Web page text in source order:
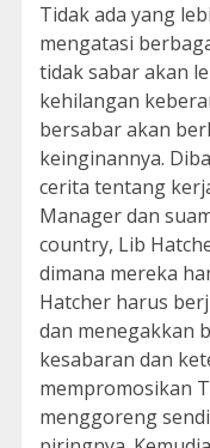
Tidak ada yang
mengatasi
tidak sabar akan
kehilangan
bersabar akan
keinginannya.
cerita tentang
Manager dan
country, Lib
dimana mereka
Hatcher harus
dan menegakkan
kesabaran dan
mempromosikan
menggoreng